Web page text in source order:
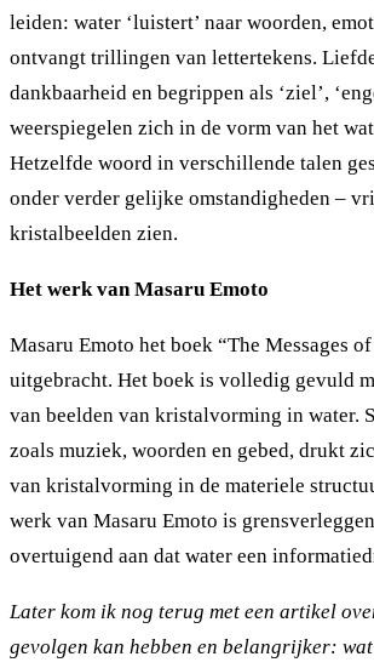
leiden: water ‘luistert’ naar woorden,
ontvangt trillingen van lettertekens.
dankbaarheid en begrippen als ‘ziel’,
weerspiegelen zich in de vorm van het
Hetzelfde woord in verschillende talen
onder verder gelijke omstandigheden –
kristalbeelden zien.
Het werk van Masaru Emoto
Masaru Emoto het boek “The Messages
uitgebracht. Het boek is volledig gevuld
van beelden van kristalvorming in water.
zoals muziek, woorden en gebed, drukt
van kristalvorming in de materiele
werk van Masaru Emoto is
overtuigend aan dat water een
Later kom ik nog terug met een artikel
gevolgen kan hebben en belangrijker: